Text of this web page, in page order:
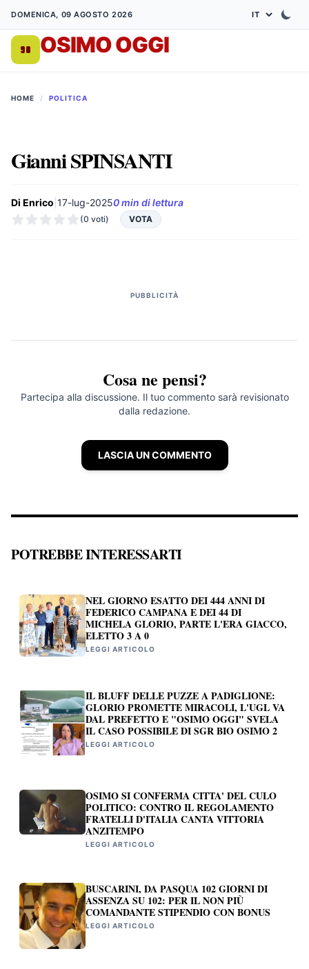
DOMENICA, 09 AGOSTO 2026
OSIMO OGGI
HOME / POLITICA
Gianni SPINSANTI
Di Enrico 17-lug-20250 min di lettura
(0 voti) VOTA
PUBBLICITÀ
Cosa ne pensi?
Partecipa alla discussione. Il tuo commento sarà revisionato
dalla redazione.
LASCIA UN COMMENTO
POTREBBE INTERESSARTI
NEL GIORNO ESATTO DEI 444 ANNI DI
FEDERICO CAMPANA E DEI 44 DI
MICHELA GLORIO, PARTE L'ERA GIACCO,
ELETTO 3 A 0
LEGGI ARTICOLO
IL BLUFF DELLE PUZZE A PADIGLIONE:
GLORIO PROMETTE MIRACOLI, L'UGL VA
DAL PREFETTO E "OSIMO OGGI" SVELA
IL CASO POSSIBILE DI SGR BIO OSIMO 2
LEGGI ARTICOLO
OSIMO SI CONFERMA CITTA' DEL CULO
POLITICO: CONTRO IL REGOLAMENTO
FRATELLI D'ITALIA CANTA VITTORIA
ANZITEMPO
LEGGI ARTICOLO
BUSCARINI, DA PASQUA 102 GIORNI DI
ASSENZA SU 102: PER IL NON PIÙ
COMANDANTE STIPENDIO CON BONUS
LEGGI ARTICOLO